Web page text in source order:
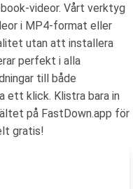
videor. Vårt verktyg
i MP4-format eller
utan att installera
perfekt i alla
till både
ett klick. Klistra bara in
på FastDown.app för
gratis!